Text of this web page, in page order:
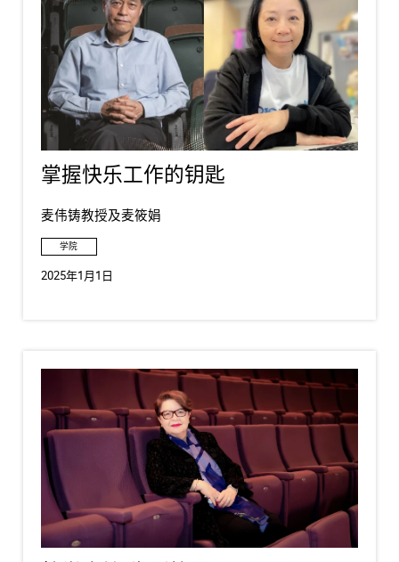
掌握快乐工作的钥匙
麦伟铸教授及麦筱娟
学院
2025年1月1日